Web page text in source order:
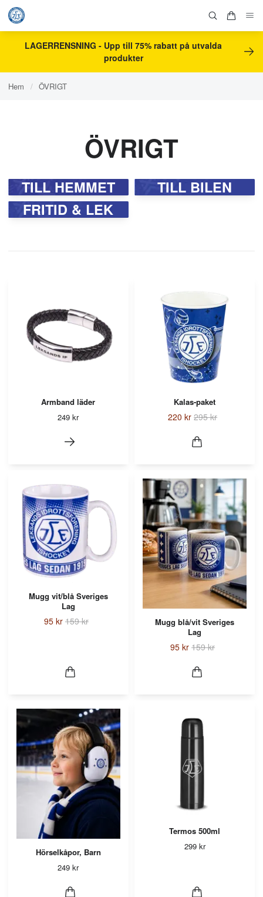
LAGERRENSNING - Upp till 75% rabatt på utvalda
produkter
Hem / ÖVRIGT
ÖVRIGT
TILL HEMMET
TILL BILEN
FRITID & LEK
Armband läder
249 kr
Kalas-paket
220 kr 295 kr
Mugg vit/blå Sveriges
Lag
95 kr 159 kr
Mugg blå/vit Sveriges
Lag
95 kr 159 kr
Hörselkåpor, Barn
249 kr
Termos 500ml
299 kr